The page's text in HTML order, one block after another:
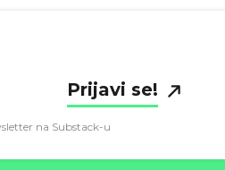
Prijavi se!
na Substack-u